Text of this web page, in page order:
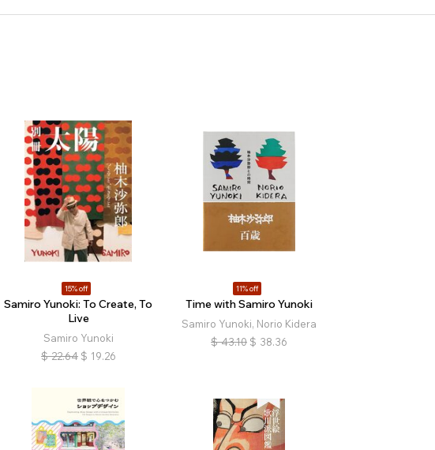
15% off
Samiro Yunoki: To Create, To
Live
Samiro Yunoki
$ 22.64 $ 19.26
11% off
Time with Samiro Yunoki
Samiro Yunoki, Norio Kidera
$ 43.10 $ 38.36